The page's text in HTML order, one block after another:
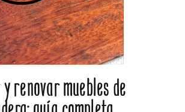
renovar muebles de